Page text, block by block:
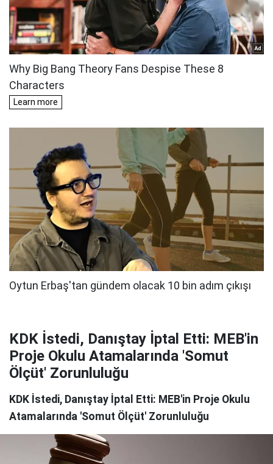
KDK İstedi, Danıştay İptal Etti: MEB'in
Proje Okulu Atamalarında 'Somut
Ölçüt' Zorunluluğu
KDK İstedi, Danıştay İptal Etti: MEB'in Proje Okulu
Atamalarında 'Somut Ölçüt' Zorunluluğu